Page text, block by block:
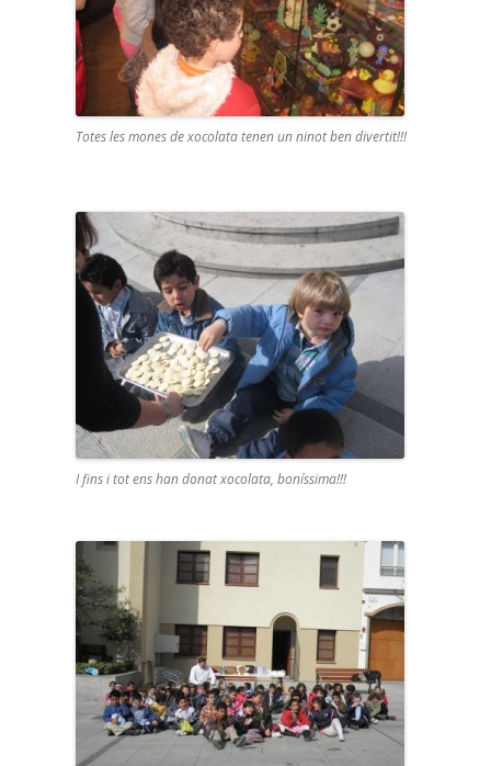
Totes les mones de xocolata tenen un ninot ben divertit!!!
I fins i tot ens han donat xocolata, boníssima!!!